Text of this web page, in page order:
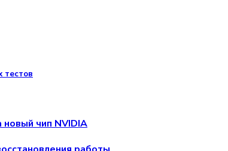
тестов
чип NVIDIA